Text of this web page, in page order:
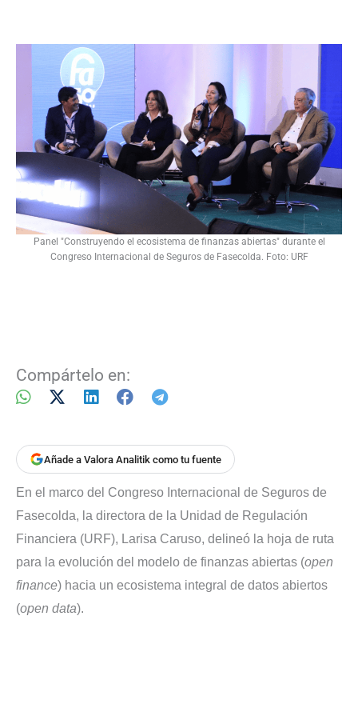
Panel "Construyendo el ecosistema de finanzas abiertas" durante el
Congreso Internacional de Seguros de Fasecolda. Foto: URF
Compártelo en:
Añade a Valora Analitik como tu fuente
En el marco del Congreso Internacional de Seguros de
Fasecolda, la directora de la Unidad de Regulación
Financiera (URF), Larisa Caruso, delineó la hoja de ruta
para la evolución del modelo de finanzas abiertas (open
finance) hacia un ecosistema integral de datos abiertos
(open data).